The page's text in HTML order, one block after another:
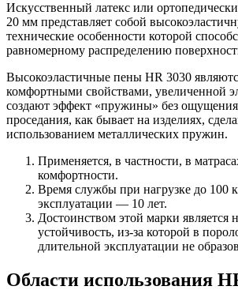
Искусственный латекс или
20 мм представляет собой
технические особенности которой
равномерному распределению
Высокоэластичные пены HR 3030
комфортными свойствами, увеличенной
создают эффект «пружины» без ощущения
проседания, как бывает на изделиях,
использованием металлических пружин.
Применяется, в частности, в
комфортности.
Время службы при нагрузке до 100
эксплуатации — 10 лет.
Достоинством этой марки является
устойчивость, из-за которой в
длительной эксплуатации не
Области использования